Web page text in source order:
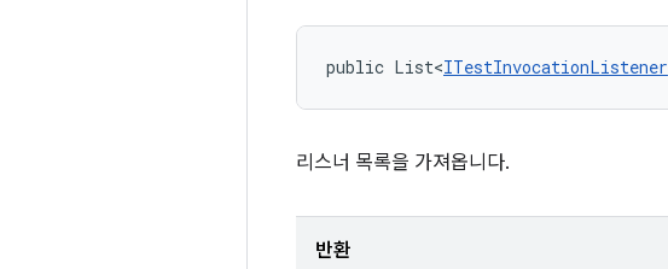
public List<ITestInvocationListener
리스너 목록을 가져옵니다.
반환